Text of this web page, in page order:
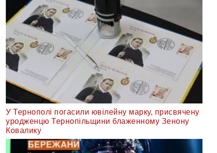
У Тернополі погасили ювілейну марку, присвячену
уродженцю Тернопільщини блаженному Зенону
Ковалику